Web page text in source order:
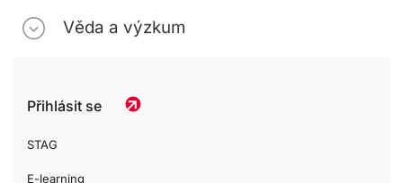
Věda a výzkum
Přihlásit se
STAG
E-learning